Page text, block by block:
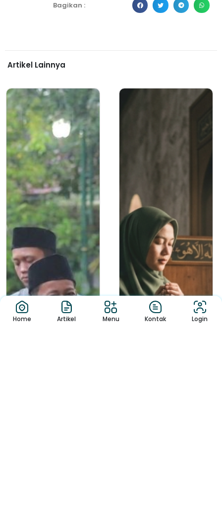
Bagikan :
Artikel Lainnya
Home Artikel Menu Kontak Login